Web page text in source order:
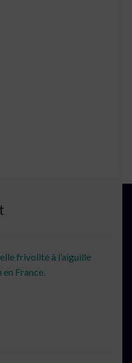
frivolité à l’aiguille
France.